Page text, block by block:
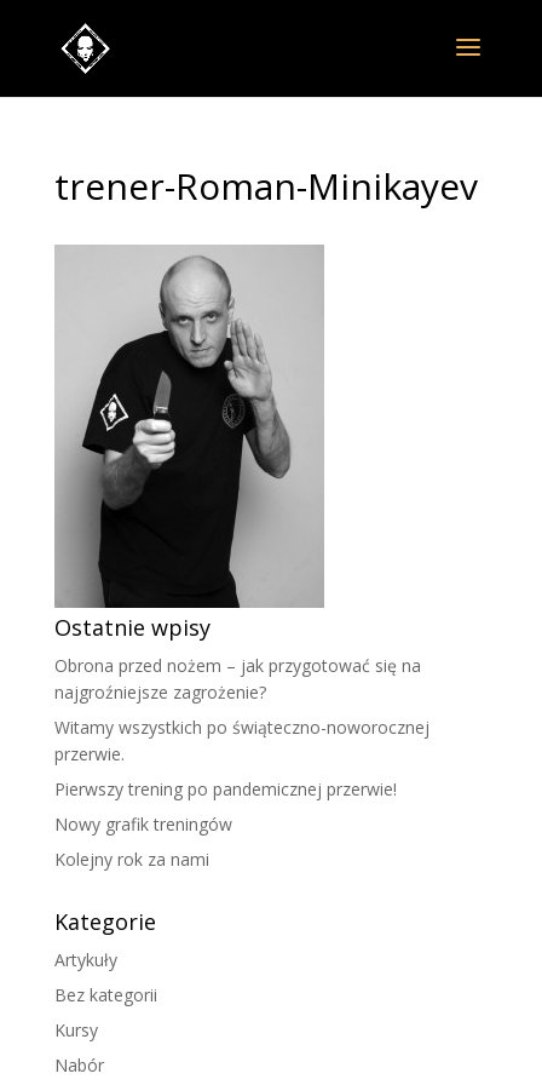
trener-Roman-Minikayev
Ostatnie wpisy
Obrona przed nożem – jak przygotować się na
najgroźniejsze zagrożenie?
Witamy wszystkich po świąteczno-noworocznej
przerwie.
Pierwszy trening po pandemicznej przerwie!
Nowy grafik treningów
Kolejny rok za nami
Kategorie
Artykuły
Bez kategorii
Kursy
Nabór